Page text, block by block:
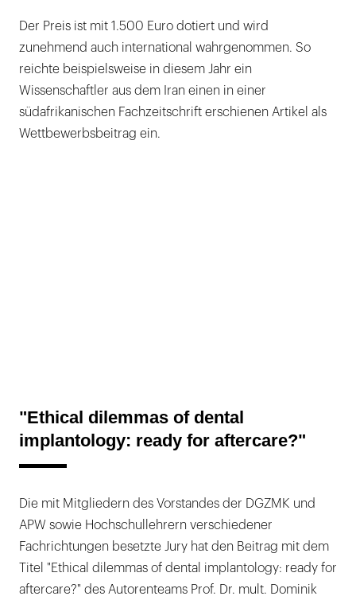
Der Preis ist mit 1.500 Euro dotiert und wird
zunehmend auch international wahrgenommen. So
reichte beispielsweise in diesem Jahr ein
Wissenschaftler aus dem Iran einen in einer
südafrikanischen Fachzeitschrift erschienen Artikel als
Wettbewerbsbeitrag ein.
"Ethical dilemmas of dental
implantology: ready for aftercare?"
Die mit Mitgliedern des Vorstandes der DGZMK und
APW sowie Hochschullehrern verschiedener
Fachrichtungen besetzte Jury hat den Beitrag mit dem
Titel "Ethical dilemmas of dental implantology: ready for
aftercare?" des Autorenteams Prof. Dr. mult. Dominik